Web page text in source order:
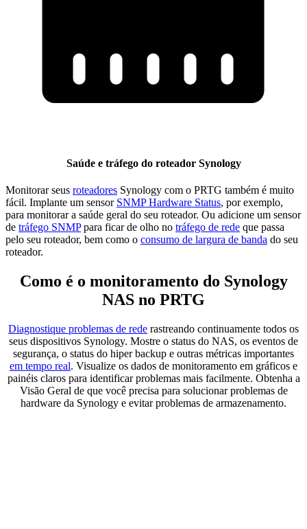
Saúde e tráfego do roteador Synology
Monitorar seus roteadores Synology com o PRTG também é muito
fácil. Implante um sensor SNMP Hardware Status, por exemplo,
para monitorar a saúde geral do seu roteador. Ou adicione um sensor
de tráfego SNMPpara ficar de olho no tráfego de rede que passa
pelo seu roteador, bem como o consumo de largura de banda do seu
roteador.
Como é o monitoramento do Synology
NAS no PRTG
Diagnostique problemas de rede rastreando continuamente todos os
seus dispositivos Synology. Mostre o status do NAS, os eventos de
segurança, o status do hiper backup e outras métricas importantes
em tempo real. Visualize os dados de monitoramento em gráficos e
painéis claros para identificar problemas mais facilmente. Obtenha a
Visão Geral de que você precisa para solucionar problemas de
hardware da Synology e evitar problemas de armazenamento.